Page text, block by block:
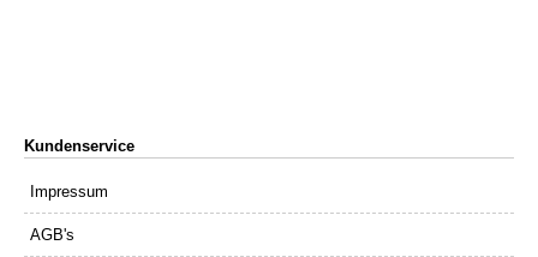
Kundenservice
Impressum
AGB's